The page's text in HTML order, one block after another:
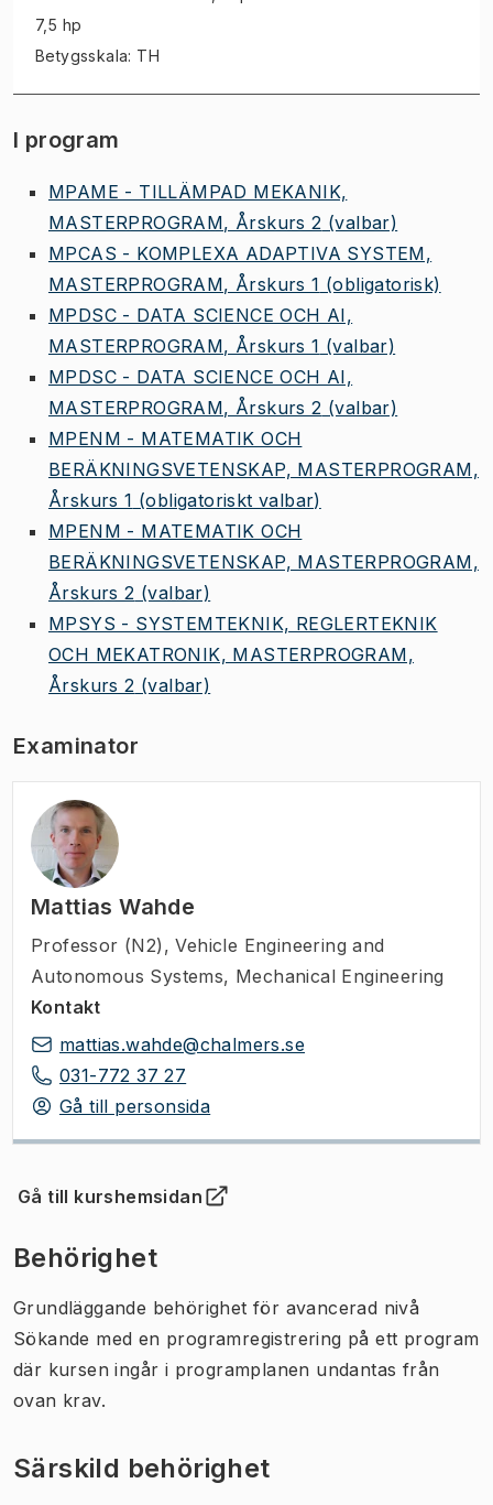
7,5 hp
Betygsskala: TH
I program
MPAME - TILLÄMPAD MEKANIK,
MASTERPROGRAM, Årskurs 2 (valbar)
MPCAS - KOMPLEXA ADAPTIVA SYSTEM,
MASTERPROGRAM, Årskurs 1 (obligatorisk)
MPDSC - DATA SCIENCE OCH AI,
MASTERPROGRAM, Årskurs 1 (valbar)
MPDSC - DATA SCIENCE OCH AI,
MASTERPROGRAM, Årskurs 2 (valbar)
MPENM - MATEMATIK OCH
BERÄKNINGSVETENSKAP, MASTERPROGRAM,
Årskurs 1 (obligatoriskt valbar)
MPENM - MATEMATIK OCH
BERÄKNINGSVETENSKAP, MASTERPROGRAM,
Årskurs 2 (valbar)
MPSYS - SYSTEMTEKNIK, REGLERTEKNIK
OCH MEKATRONIK, MASTERPROGRAM,
Årskurs 2 (valbar)
Examinator
Mattias Wahde
Professor (N2) , Vehicle Engineering and
Autonomous Systems, Mechanical Engineering
Kontakt
mattias.wahde@chalmers.se
031-772 37 27
Gå till personsida
Gå till kurshemsidan
(Öppnas i ny flik)
Behörighet
Grundläggande behörighet för avancerad nivå
Sökande med en programregistrering på ett program
där kursen ingår i programplanen undantas från
ovan krav.
Särskild behörighet